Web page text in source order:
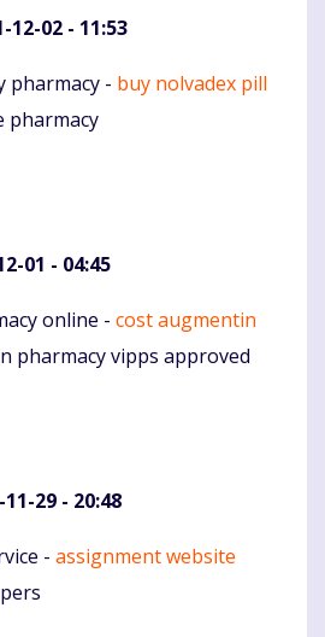
12-02 - 11:53
pharmacy - buy nolvadex pill
pharmacy
01 - 04:45
online - cost augmentin
pharmacy vipps approved
11-29 - 20:48
- assignment website